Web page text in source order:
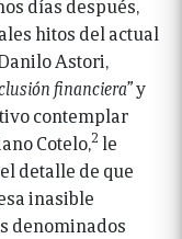
días después,
hitos del actual
Astori,
financiera”y
contemplar
Cotelo, 2 le
detalle de que
inasible
denominados